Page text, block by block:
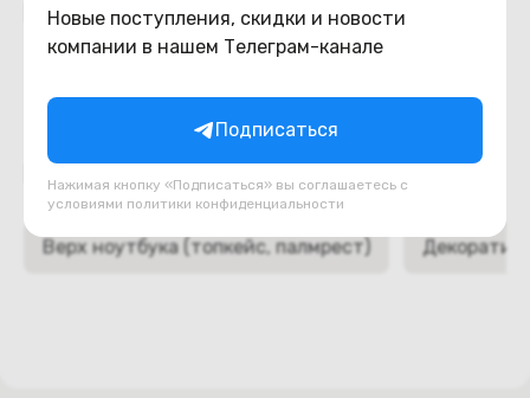
Новые поступления, скидки и новости
компании в нашем Телеграм-канале
Подписаться
Нажимая кнопку «Подписаться» вы соглашаетесь с
условиями политики конфиденциальности
Похожие товары
Подборки товаров в категории
Верх ноутбука (топкейс, палмрест)